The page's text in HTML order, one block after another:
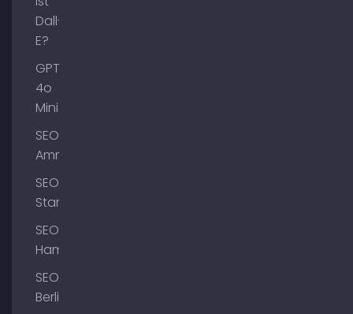
Dall-
E?
GPT-
4o
Mini
SEO
Ammersee
SEO
Starnberg
SEO
Hamburg
SEO
Berlin